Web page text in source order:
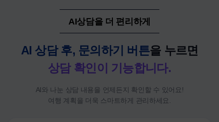
AI상담을 더 편리하게
AI 상담 후, 문의하기 버튼을 누르면
상담 확인이 기능합니다.
AI와 나눈 상담 내용을 언제든지 확인할 수 있어요!
여행 계획을 더욱 스마트하게 관리하세요.